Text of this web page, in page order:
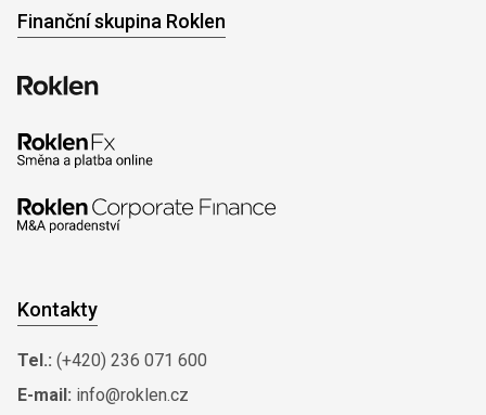
Finanční skupina Roklen
Kontakty
Tel.: (+420) 236 071 600
E-mail: info@roklen.cz